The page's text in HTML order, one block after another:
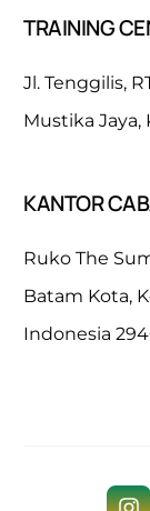
TRAINING
Jl. Tenggilis,
Mustika Jaya,
KANTOR
Ruko The
Batam Kota,
Indonesia